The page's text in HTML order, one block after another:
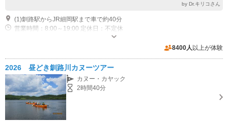
by Dr.キリコさん
(1)釧路駅からJR細岡駅まで車で約40分
営業時間：8:00～19:00 定休日：不定休
8400人 以上が体験
2026 昼どき釧路川カヌーツアー
カヌー・カヤック
2時間40分